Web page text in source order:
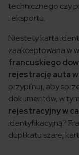
technicznego czy
i eksportu.
Niestety karta
zaakceptowana w
francuskiego
rejestrację auta
przypilnuj, aby
dokumentów, w tym
rejestracyjny w
identyfikacyjną?
duplikatu szarej